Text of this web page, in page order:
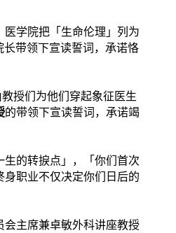
学院把「生命伦理」列为
带领下宣读誓词，承诺恪
授们为他们穿起象征 医生
的带领下宣读誓词，承诺竭
的转捩点」，「你们首次
职业不仅决定你们日后的
主席兼卓敏外科讲座教授